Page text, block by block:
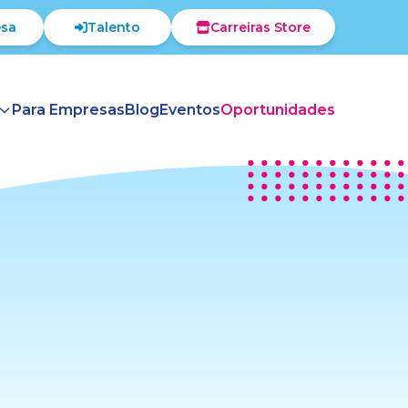
Talento Carreiras Store
Para EmpresasBlogEventosOportunidades